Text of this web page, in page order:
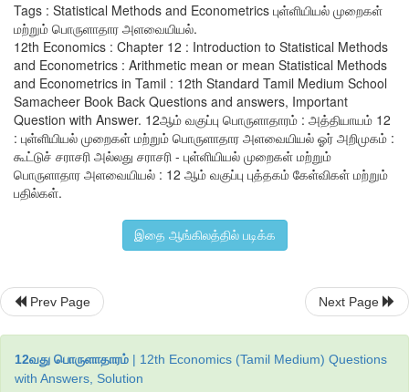
Tags : Statistical Methods and Econometrics புள்ளியியல் முறைகள்
மற்றும் பொருளாதார அளவையியல்.
12th Economics : Chapter 12 : Introduction to Statistical Methods
and Econometrics : Arithmetic mean or mean Statistical Methods
and Econometrics in Tamil : 12th Standard Tamil Medium School
Samacheer Book Back Questions and answers, Important
Question with Answer. 12ஆம் வகுப்பு பொருளாதாரம் : அத்தியாயம் 12
: புள்ளியியல் முறைகள் மற்றும் பொருளாதார அளவையியல் ஓர் அறிமுகம் :
கூட்டுச் சராசரி அல்லது சராசரி - புள்ளியியல் முறைகள் மற்றும்
பொருளாதார அளவையியல் : 12 ஆம் வகுப்பு புத்தகம் கேள்விகள் மற்றும்
பதில்கள்.
இதை ஆங்கிலத்தில் படிக்க
Prev Page Next Page
12வது பொருளாதாரம் | 12th Economics (Tamil Medium) Questions
with Answers, Solution